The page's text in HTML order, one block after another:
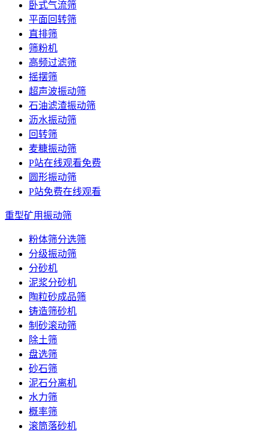
卧式气流筛
平面回转筛
直排筛
筛粉机
高频过滤筛
摇摆筛
超声波振动筛
石油滤渣振动筛
沥水振动筛
回转筛
麦糠振动筛
P站在线观看免费
圆形振动筛
P站免费在线观看
重型矿用振动筛
粉体筛分选筛
分级振动筛
分砂机
泥浆分砂机
陶粒砂成品筛
铸造筛砂机
制砂滚动筛
除土筛
盘选筛
砂石筛
泥石分离机
水力筛
概率筛
滚筒落砂机